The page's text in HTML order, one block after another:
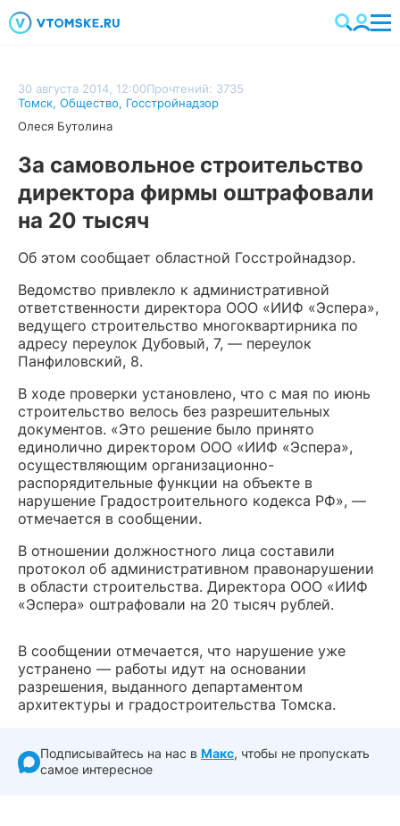
30 августа 2014, 12:00Прочтений: 3735
Томск, Общество, Госстройнадзор
Олеся Бутолина
За самовольное строительство
директора фирмы оштрафовали
на 20 тысяч
Об этом сообщает областной Госстройнадзор.
Ведомство привлекло к административной
ответственности директора ООО «ИИФ «Эспера»,
ведущего строительство многоквартирника по
адресу переулок Дубовый, 7, — переулок
Панфиловский, 8.
В ходе проверки установлено, что с мая по июнь
строительство велось без разрешительных
документов. «Это решение было принято
единолично директором ООО «ИИФ «Эспера»,
осуществляющим организационно-
распорядительные функции на объекте в
нарушение Градостроительного кодекса РФ», —
отмечается в сообщении.
В отношении должностного лица составили
протокол об административном правонарушении
в области строительства. Директора ООО «ИИФ
«Эспера» оштрафовали на 20 тысяч рублей.
В сообщении отмечается, что нарушение уже
устранено — работы идут на основании
разрешения, выданного департаментом
архитектуры и градостроительства Томска.
Подписывайтесь на нас в Макс, чтобы не пропускать
самое интересное